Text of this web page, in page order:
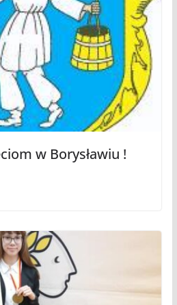
w Borysławiu !